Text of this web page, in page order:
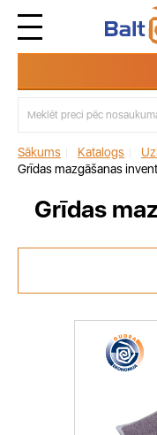
Sākums Katalogs
Grīdas mazgāšanas
Grīdas